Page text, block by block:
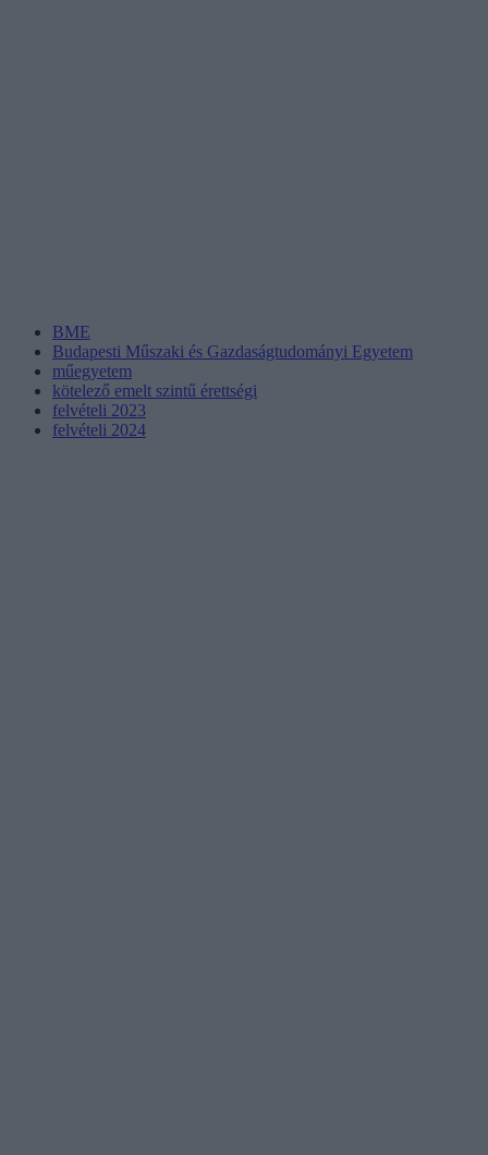
BME
Budapesti Műszaki és Gazdaságtudományi Egyetem
műegyetem
kötelező emelt szintű érettségi
felvételi 2023
felvételi 2024